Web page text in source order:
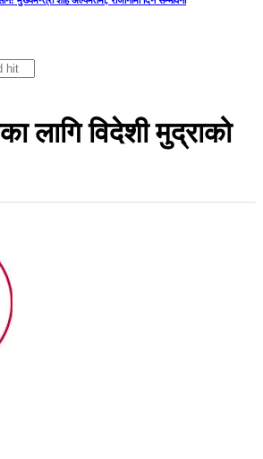
लागि विदेशी मुद्राको